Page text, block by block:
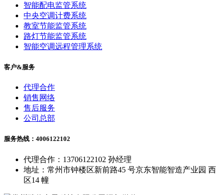
智能配电监管系统
中央空调计费系统
教室节能监管系统
路灯节能监管系统
智能空调远程管理系统
客户&服务
代理合作
销售网络
售后服务
公司总部
服务热线：4006122102
代理合作：13706122102 孙经理
地址：常州市钟楼区新前路45 号京东智能智造产业园 西
区14 幢